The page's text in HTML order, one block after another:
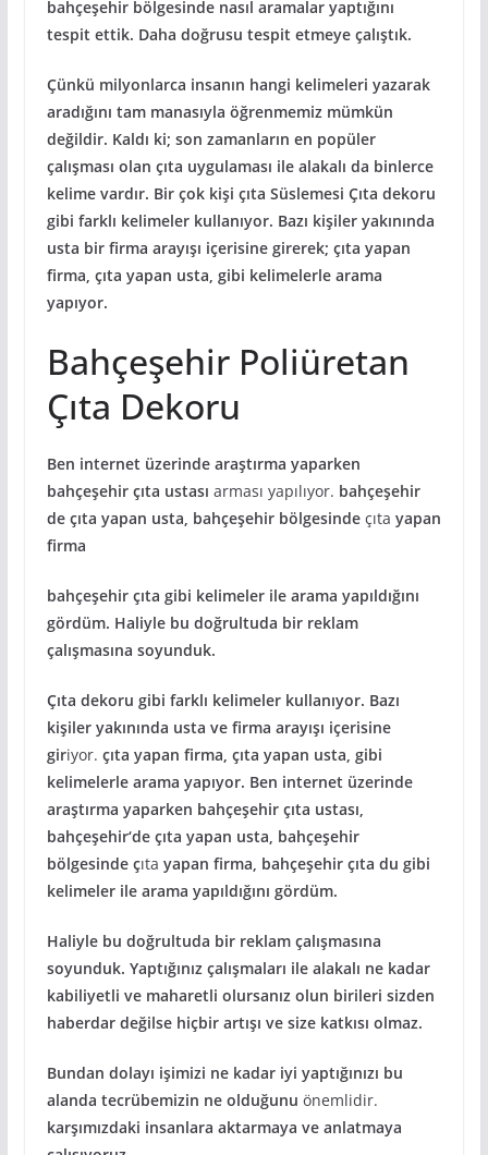
bahçeşehir bölgesinde nasıl aramalar yaptığını
tespit ettik. Daha doğrusu tespit etmeye çalıştık.
Çünkü milyonlarca insanın hangi kelimeleri yazarak
aradığını tam manasıyla öğrenmemiz mümkün
değildir. Kaldı ki; son zamanların en popüler
çalışması olan çıta uygulaması ile alakalı da binlerce
kelime vardır. Bir çok kişi çıta Süslemesi Çıta dekoru
gibi farklı kelimeler kullanıyor. Bazı kişiler yakınında
usta bir firma arayışı içerisine girerek; çıta yapan
firma, çıta yapan usta, gibi kelimelerle arama
yapıyor.
Bahçeşehir Poliüretan
Çıta Dekoru
Ben internet üzerinde araştırma yaparken
bahçeşehir çıta ustası arması yapılıyor. bahçeşehir
de çıta yapan usta, bahçeşehir bölgesinde çıta yapan
firma
bahçeşehir çıta gibi kelimeler ile arama yapıldığını
gördüm. Haliyle bu doğrultuda bir reklam
çalışmasına soyunduk.
Çıta dekoru gibi farklı kelimeler kullanıyor. Bazı
kişiler yakınında usta ve firma arayışı içerisine
giriyor. çıta yapan firma, çıta yapan usta, gibi
kelimelerle arama yapıyor. Ben internet üzerinde
araştırma yaparken bahçeşehir çıta ustası,
bahçeşehir‘de çıta yapan usta, bahçeşehir
bölgesinde çıta yapan firma, bahçeşehir çıta du gibi
kelimeler ile arama yapıldığını gördüm.
Haliyle bu doğrultuda bir reklam çalışmasına
soyunduk. Yaptığınız çalışmaları ile alakalı ne kadar
kabiliyetli ve maharetli olursanız olun birileri sizden
haberdar değilse hiçbir artışı ve size katkısı olmaz.
Bundan dolayı işimizi ne kadar iyi yaptığınızı bu
alanda tecrübemizin ne olduğunu önemlidir.
karşımızdaki insanlara aktarmaya ve anlatmaya